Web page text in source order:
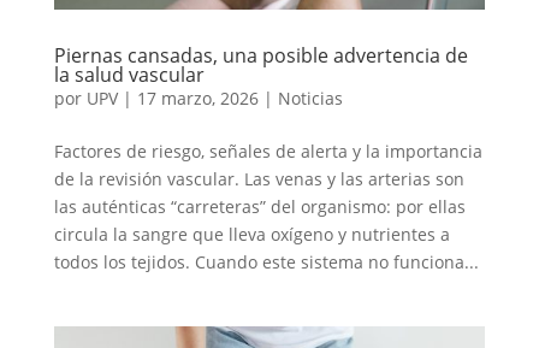
Piernas cansadas, una posible advertencia de
la salud vascular
por UPV| 17 marzo, 2026| Noticias
Factores de riesgo, señales de alerta y la importancia
de la revisión vascular. Las venas y las arterias son
las auténticas “carreteras” del organismo: por ellas
circula la sangre que lleva oxígeno y nutrientes a
todos los tejidos. Cuando este sistema no funciona...